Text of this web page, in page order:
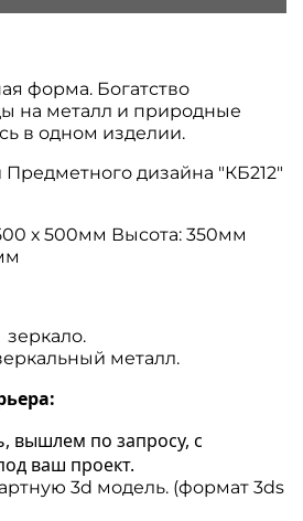
форма. Богатство
на металл и природные
в одном изделии.
Предметного дизайна "КБ212"
х 500мм Высота: 350мм
металл.
вышлем по запросу, с
ваш проект.
3d модель. (формат 3ds